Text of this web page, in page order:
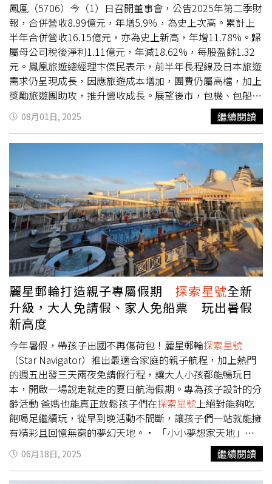
鳳凰（5706）今（1）日召開董事會，公告2025年第二季財
報，合併營收8.99億元，年增5.9％，為史上次高。累計上
半年合併營收16.15億元，亦為史上新高，年增11.78%。歸
屬母公司稅後淨利1.11億元，年減18.62%，每股盈餘1.32
元。鳳凰旅遊總經理卞傑民表示，前半年長程線及日本旅遊
需求仍呈現成長，因應旅遊成本增加，團費仍屬高檔，加上
獎勵旅遊團助攻，推升營收成長。展望後市，包機、包船業
務仍為重要成長動能來源，利用日本花卷、仙台包機包裝東
北行程，9月底以前已銷售一空，第四季銷售也持續增溫
中。包船部分MSC榮耀號11-1月推出以基隆為母港之東北亞
，除現行銷售
以基隆出發之航程，並自11月16日開始以高雄為母港推出
東北亞及東南亞航程。另，歌詩達郵輪也推高雄出發3個航
程，提供旅客或公司行號員旅不同選擇。進入秋冬賞楓季
節，日、韓、歐洲及美加等各地秋季賞楓行程也持續熱賣
中。慶典主題如德國啤酒節、聖誕市集等，每年也都能吸引
旅客慕名前往。高端產品如歐洲河輪、北歐極光屋等行程，
仍受旅客青睞。卞傑民表示，傳統第四季為員工或獎勵旅遊
團旺季，雖有美國關稅、地緣政治等因素影響，仍有既定的
計劃需執行，公司也已掌握相關需求。為吸納人才、補充人
力缺口，鳳凰也通過薪資調整案，將基本起薪調整至33,000
元，連同去年恢復之員工持股信託公司相對提撥金，追溯自
疫情結束後，最高調薪比例約達25%。
08月01日, 2025 繼續閱讀
麗星郵輪打造親子專屬假期探索星號全新
升級，大人免請假、家人免船票 玩出暑假
新高度
今年暑假，帶孩子出國不再傷荷包！麗星郵輪探索星號
（Star Navigator）推出最適合家庭的親子航程，加上熱門
的週五出發三天兩夜免請假行程，讓大人小孩都能暢玩日
本，開啟一場說走就走的夏日航海假期。專為孩子設計的分
齡活動 爸媽也能真正放鬆孩子們在探索星號 上絕對能夠吃
飽喝足繼續玩，從早到晚活動不間斷，讓孩子們一站就能擁
有精彩且回憶無窮的夢幻天地。• 「小小夢想家天地」：
陪玩姐姐免費陪伴，每天兩小時爸媽自由時光• 「泡沫派
對」、「小小航海家」：孩子最愛的戶外探險與動態活動•
親子手作、魔術秀：七樓活動區老少咸宜，天天有驚喜•
06月18日, 2025 繼續閱讀